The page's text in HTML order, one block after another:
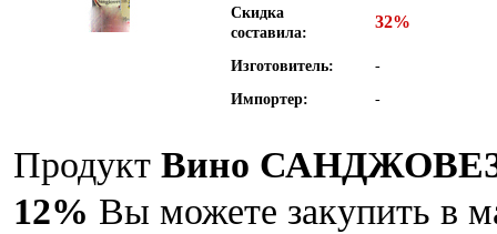
Скидка
составила:
32%
Изготовитель:
-
Импортер:
-
Продукт Вино
12% Вы можете закупить в